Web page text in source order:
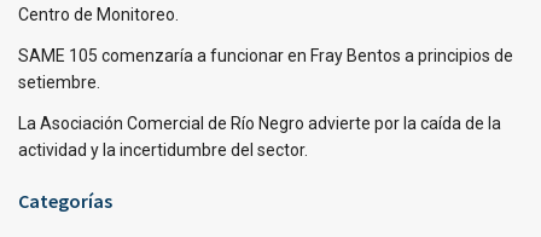
Centro de Monitoreo.
SAME 105 comenzaría a funcionar en Fray Bentos a principios de
setiembre.
La Asociación Comercial de Río Negro advierte por la caída de la
actividad y la incertidumbre del sector.
Categorías